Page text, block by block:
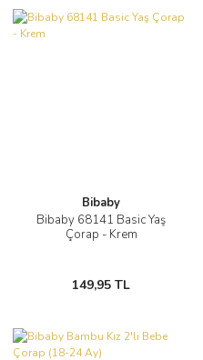
Bibaby
Bibaby 68141 Basic Yaş
Çorap - Krem
149,95 TL